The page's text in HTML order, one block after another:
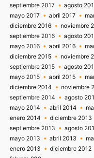
septiembre 2017
agosto
mayo 2017
abril 2017
diciembre 2016
noviembre
septiembre 2016
agosto
mayo 2016
abril 2016
diciembre 2015
noviembre
septiembre 2015
agosto
mayo 2015
abril 2015
diciembre 2014
noviembre
septiembre 2014
agosto
mayo 2014
abril 2014
enero 2014
diciembre 2013
septiembre 2013
agosto
mayo 2013
abril 2013
enero 2013
diciembre 2012